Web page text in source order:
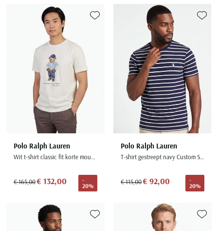
Polo Ralph Lauren
Wit t-shirt classic fit korte mouw opdruk
€ 165,00€ 132,00
-
20%
Toevoegen aan favorieten
Polo Ralph Lauren
T-shirt gestreept navy Custom Slim Fit
€ 115,00€ 92,00
-
20%
Toevoegen aan favorieten